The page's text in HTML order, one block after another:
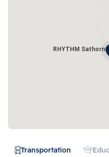
RHYTHM Sathorn
Transportation